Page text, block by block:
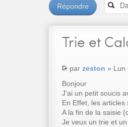
Répondre
Trie et
par zeston » Lun
Bonjour
J'ai un petit soucis
En Effet, les
A la fin de la saisie
Je veux un trie et